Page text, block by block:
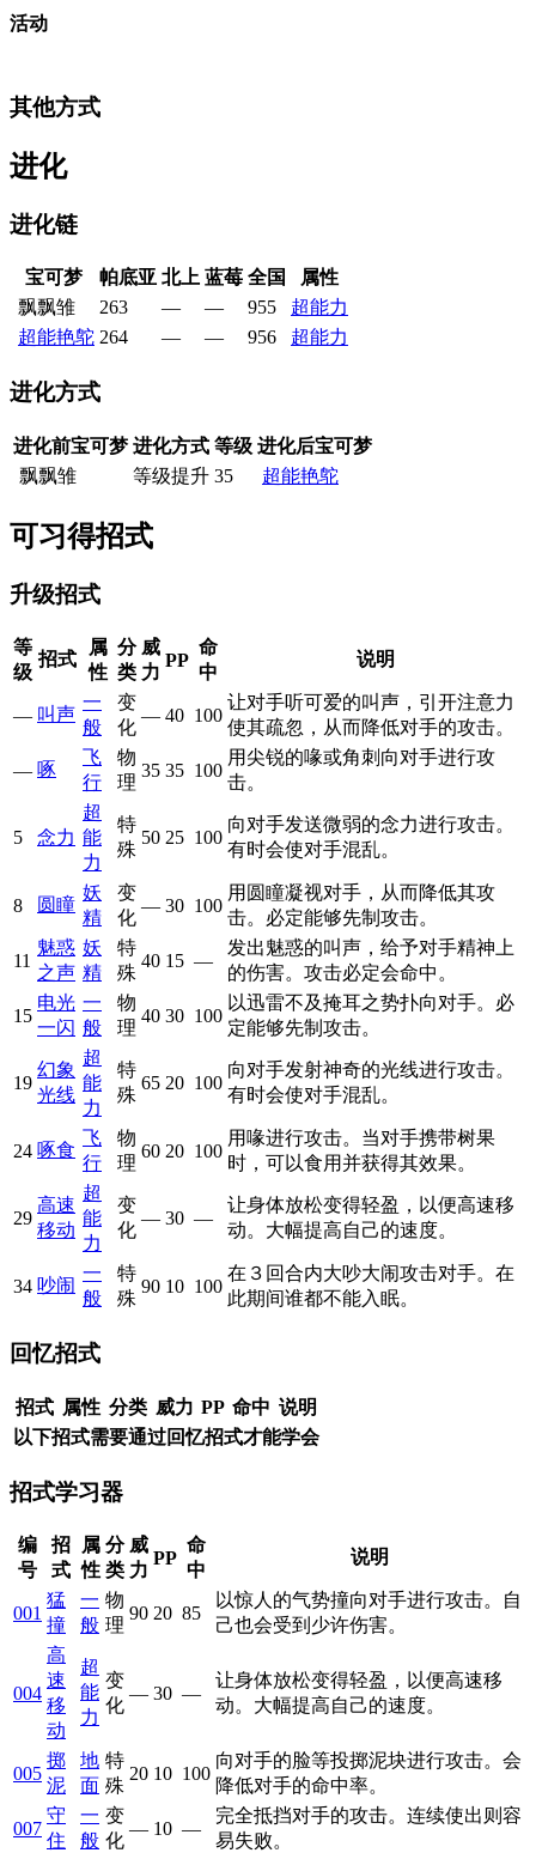
活动
其他方式
进化
进化链
宝可梦 帕底亚 北上 蓝莓 全国
属性
飘飘雏
263 — — 955
超能力
超能艳鸵 264 — — 956 超能力
进化方式
进化前宝可梦 进化方式 等级 进化后宝可梦
飘飘雏
等级提升 35 超能艳鸵
可习得招式
升级招式
等
级
招式
属
性
分
类
威
力
PP
命
中
说明
— 叫声
一
般
变
化
— 40 100
让对手听可爱的叫声，引开注意力
使其疏忽，从而降低对手的攻击。
— 啄
飞
行
物
理
35 35 100
用尖锐的喙或角刺向对手进行攻
击。
5 念力
超
能
力
特
殊
50 25 100
向对手发送微弱的念力进行攻击。
有时会使对手混乱。
8 圆瞳
妖
精
变
化
— 30 100
用圆瞳凝视对手，从而降低其攻
击。必定能够先制攻击。
11
魅惑
之声
妖
精
特
殊
40 15 —
发出魅惑的叫声，给予对手精神上
的伤害。攻击必定会命中。
15
电光
一闪
一
般
物
理
40 30 100
以迅雷不及掩耳之势扑向对手。必
定能够先制攻击。
19
幻象
光线
超
能
力
特
殊
65 20 100
向对手发射神奇的光线进行攻击。
有时会使对手混乱。
24 啄食
飞
行
物
理
60 20 100
用喙进行攻击。当对手携带树果
时，可以食用并获得其效果。
29
高速
移动
超
能
力
变
化
— 30 —
让身体放松变得轻盈，以便高速移
动。大幅提高自己的速度。
34 吵闹
一
般
特
殊
90 10 100
在３回合内大吵大闹攻击对手。在
此期间谁都不能入眠。
回忆招式
招式 属性 分类 威力 PP 命中 说明
以下招式需要通过回忆招式才能学会
招式学习器
编
号
招
式
属
性
分
类
威
力
PP
命
中
说明
001
猛
撞
一
般
物
理
90 20 85
以惊人的气势撞向对手进行攻击。自
己也会受到少许伤害。
004
高
速
移
动
超
能
力
变
化
— 30 —
让身体放松变得轻盈，以便高速移
动。大幅提高自己的速度。
005
掷
泥
地
面
特
殊
20 10 100
向对手的脸等投掷泥块进行攻击。会
降低对手的命中率。
007
守
住
一
般
变
化
— 10 —
完全抵挡对手的攻击。连续使出则容
易失败。